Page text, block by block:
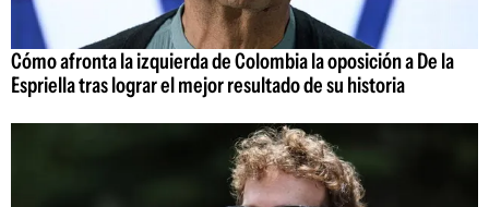
Cómo afronta la izquierda de Colombia la oposición a De la
Espriella tras lograr el mejor resultado de su historia